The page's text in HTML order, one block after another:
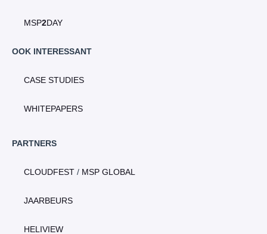
MSP2DAY
OOK INTERESSANT
CASE STUDIES
WHITEPAPERS
PARTNERS
CLOUDFEST / MSP GLOBAL
JAARBEURS
HELIVIEW